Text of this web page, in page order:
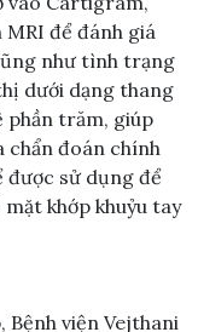
MRI để đánh giá
như tình trạng
dưới dạng thang
phần trăm, giúp
chẩn đoán chính
sử dụng để
khớp khuỷu tay
Bệnh viện Vejthani